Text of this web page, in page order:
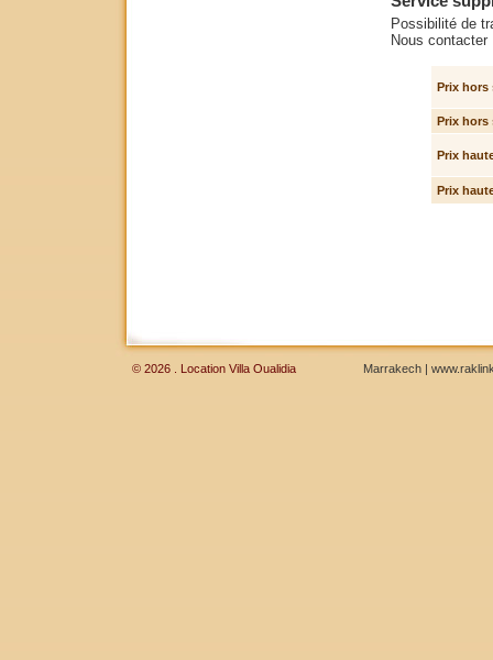
Possibilité de
Nous contacter
Prix hors
Prix hors
Prix
Prix
© 2026 . Location Villa Oualidia Marrakech |